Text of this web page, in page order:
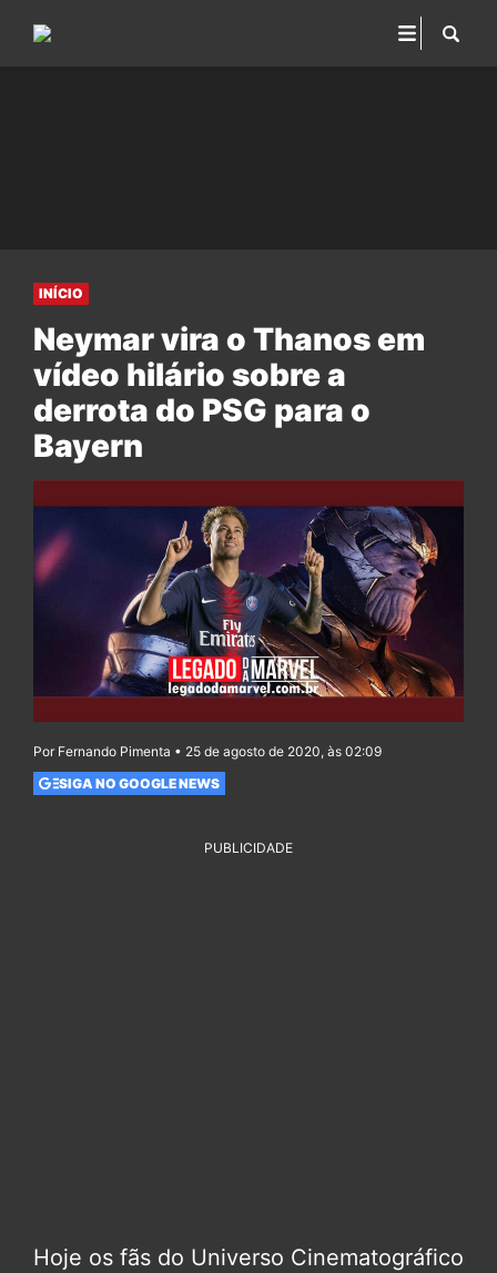
INÍCIO
Neymar vira o Thanos em
vídeo hilário sobre a
derrota do PSG para o
Bayern
Por Fernando Pimenta • 25 de agosto de 2020, às 02:09
SIGA NO GOOGLE NEWS
PUBLICIDADE
Hoje os fãs do Universo Cinematográfico